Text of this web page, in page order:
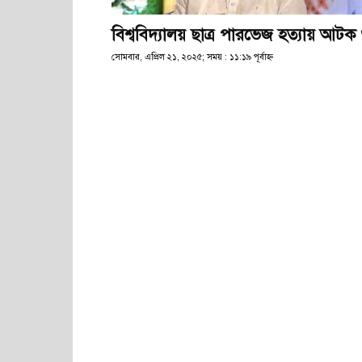
বিশ্ববিদ্যালয় ছাত্র পারভেজ হত্যায়
সোমবার, এপ্রিল ২১, ২০২৫; সময় : ১১:১৯ পূর্বাহ্ণ